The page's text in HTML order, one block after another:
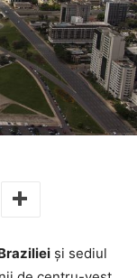
și sediul